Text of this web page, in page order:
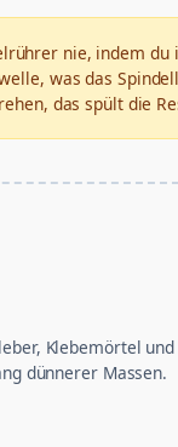
nie, indem
was das
das spült die
Klebemörtel
dünnerer Massen.